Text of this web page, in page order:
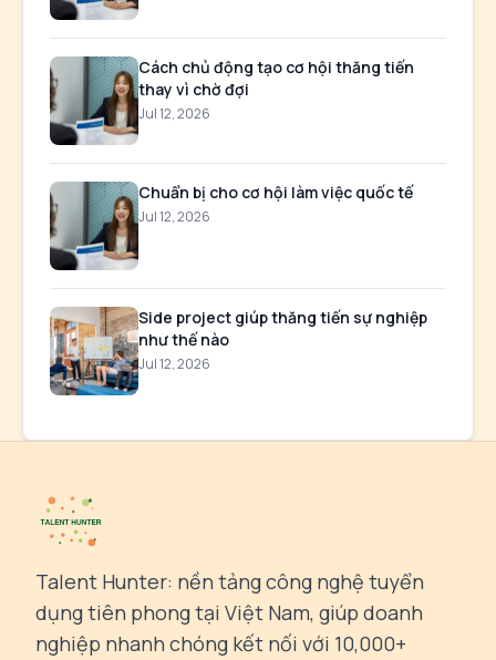
Cách chủ động tạo cơ hội thăng tiến
thay vì chờ đợi
Jul 12, 2026
Chuẩn bị cho cơ hội làm việc quốc tế
Jul 12, 2026
Side project giúp thăng tiến sự nghiệp
như thế nào
Jul 12, 2026
Talent Hunter: nền tảng công nghệ tuyển
dụng tiên phong tại Việt Nam, giúp doanh
nghiệp nhanh chóng kết nối với 10,000+